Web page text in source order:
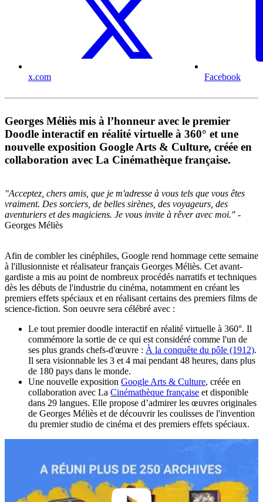
x.com Facebook
Georges Méliès mis à l’honneur avec le premier
Doodle interactif en réalité virtuelle à 360° et une
nouvelle exposition Google Arts & Culture, créée en
collaboration avec La Cinémathèque française.
"Acceptez, chers amis, que je m'adresse à vous tels que vous êtes
vraiment. Des sorciers, de belles sirènes, des voyageurs, des
aventuriers et des magiciens. Je vous invite à rêver avec moi." -
Georges Méliès
Afin de combler les cinéphiles, Google rend hommage cette semaine
à l'illusionniste et réalisateur français Georges Méliès. Cet avant-
gardiste a mis au point de nombreux procédés narratifs et techniques
dès les débuts de l'industrie du cinéma, notamment en créant les
premiers effets spéciaux et en réalisant certains des premiers films de
science-fiction. Son oeuvre sera célébré avec :
Le tout premier doodle interactif en réalité virtuelle à 360°. Il
commémore la sortie de ce qui est considéré comme l'un de
ses plus grands chefs-d'œuvre : À la conquête du pôle (1912).
Il sera visionnable les 3 et 4 mai pendant 48 heures, dans plus
de 180 pays dans le monde.
Une nouvelle exposition Google Arts & Culture, créée en
collaboration avec La Cinémathèque française et disponible
dans 29 langues. Elle propose d’admirer les œuvres originales
de Georges Méliès et de découvrir les coulisses de l'invention
du premier studio de cinéma et des premiers effets spéciaux.